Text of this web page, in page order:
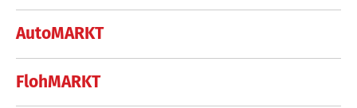
AutoMARKT
FlohMARKT